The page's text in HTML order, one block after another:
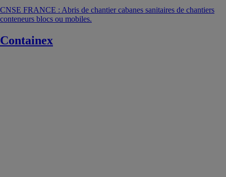
CNSE FRANCE : Abris de chantier cabanes sanitaires de chantiers
conteneurs blocs ou mobiles.
Containex